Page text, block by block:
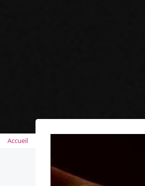
Accueil